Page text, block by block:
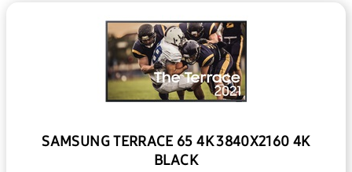
SAMSUNG TERRACE 65 4K 3840X2160 4K
BLACK